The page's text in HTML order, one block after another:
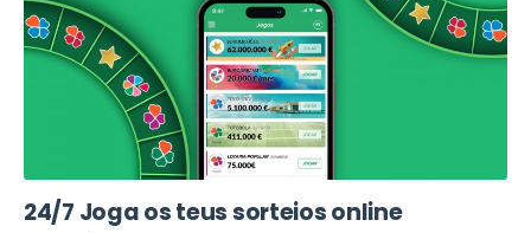
24/7 Joga os teus sorteios online